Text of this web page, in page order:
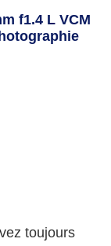
f1.4 L VCM
toujours